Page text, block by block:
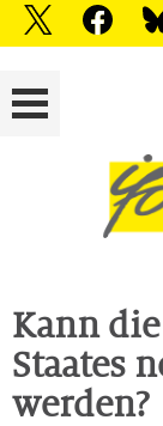
Kann
Staates
werden?